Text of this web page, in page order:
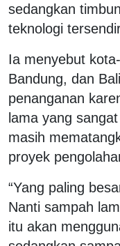
sedangkan
teknologi
Ia menyebut
Bandung, dan
penanganan
lama yang
masih
proyek
“Yang paling
Nanti sampah
itu akan